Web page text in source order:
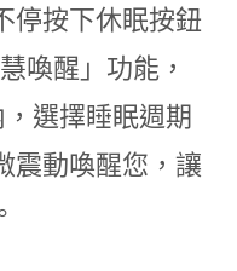
停按下休眠按鈕
喚醒」功能，
選擇睡眠週期
震動喚醒您，讓